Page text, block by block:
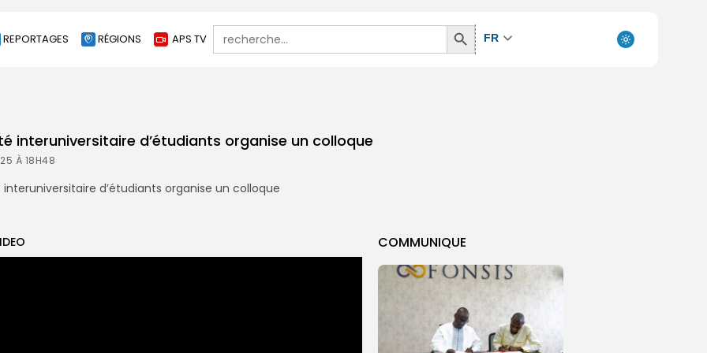
REPORTAGES RÉGIONS APS TV
Search
for:
Search
Button
FR
interuniversitaire d’étudiants organise un colloque
À 18H48
COMMUNIQUE